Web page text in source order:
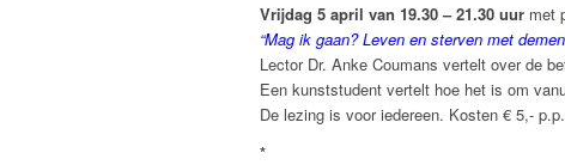
Vrijdag 5 april van 19.30 – 21.30 uur met
“Mag ik gaan? Leven en sterven met
Lector Dr. Anke Coumans vertelt over de
Een kunststudent vertelt hoe het is om
De lezing is voor iedereen. Kosten € 5,-
*